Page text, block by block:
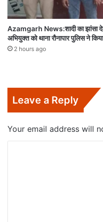
Azamgarh News:शादी का झांसा
अभियुक्त को थाना रौनापार पुलिस ने
2 hours ago
Leave a Reply
Your email address will